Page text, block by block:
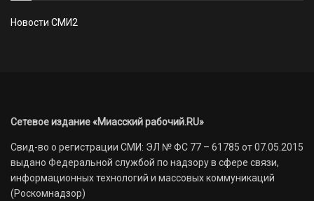
Новости СМИ2
Сетевое издание «Миасский рабочий.RU»
Свид-во о регистрации СМИ: ЭЛ № ФС 77 – 61785 от 07.05.2015
выдано Федеральной службой по надзору в сфере связи,
информационных технологий и массовых коммуникаций
(Роскомнадзор)